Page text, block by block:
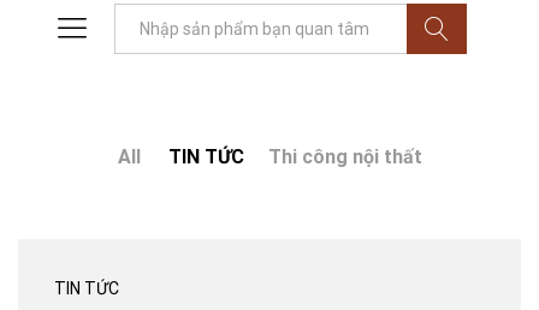
All TIN TỨC Thi công nội thất
TIN TỨC